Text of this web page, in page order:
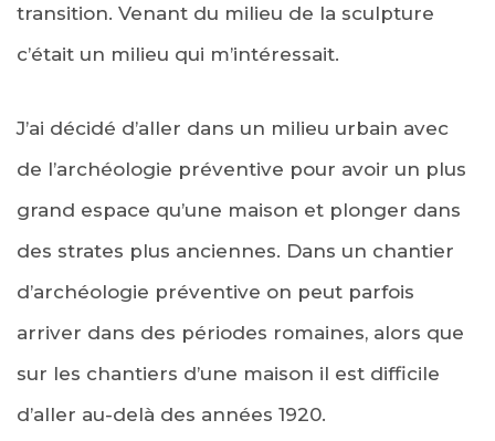
transition. Venant du milieu de la sculpture
c’était un milieu qui m’intéressait.
J’ai décidé d’aller dans un milieu urbain avec
de l’archéologie préventive pour avoir un plus
grand espace qu’une maison et plonger dans
des strates plus anciennes. Dans un chantier
d’archéologie préventive on peut parfois
arriver dans des périodes romaines, alors que
sur les chantiers d’une maison il est difficile
d’aller au-delà des années 1920.